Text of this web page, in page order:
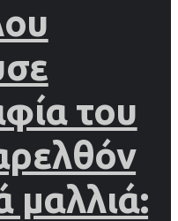
του
μαλλιά: